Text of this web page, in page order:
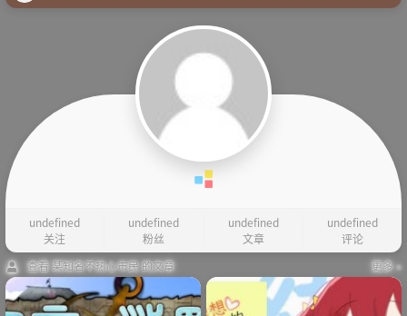
undefined
关注
undefined
粉丝
undefined
文章
undefined
评论
查看 某知名不热心市民 的文章
更多 »